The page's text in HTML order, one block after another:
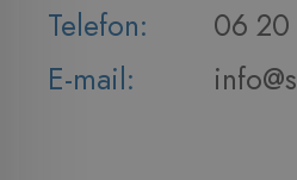
Telefon:
06
E-mail: